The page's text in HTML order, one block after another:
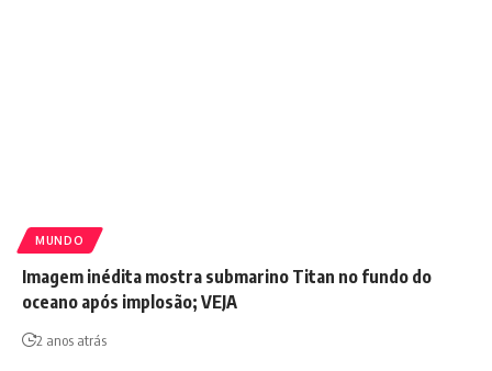
MUNDO
Imagem inédita mostra submarino Titan no fundo do
oceano após implosão; VEJA
2 anos atrás